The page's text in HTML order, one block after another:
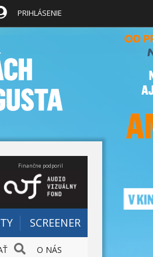
PRIHLÁSENIE
Finančne podporil
SCREENER
O NÁS